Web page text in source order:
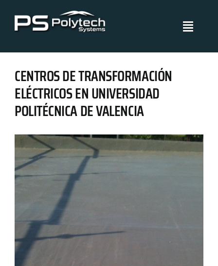
content
Toggle
Polytech Systems
Sistemas y aplicaciones
Proyectos
Políticas de Gestión
Blog
CENTROS DE TRANSFORMACIÓN
ELÉCTRICOS EN UNIVERSIDAD
POLITÉCNICA DE VALENCIA